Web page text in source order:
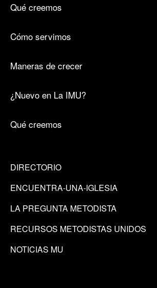
Qué creemos
Cómo servimos
Maneras de crecer
¿Nuevo en La IMU?
Qué creemos
DIRECTORIO
ENCUENTRA-UNA-IGLESIA
LA PREGUNTA METODISTA
RECURSOS METODISTAS UNIDOS
NOTICIAS MU